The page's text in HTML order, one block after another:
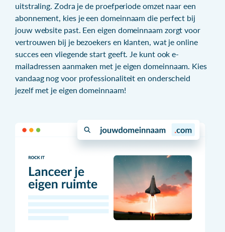
uitstraling. Zodra je de proefperiode omzet naar een
abonnement, kies je een domeinnaam die perfect bij
jouw website past. Een eigen domeinnaam zorgt voor
vertrouwen bij je bezoekers en klanten, wat je online
succes een vliegende start geeft. Je kunt ook e-
mailadressen aanmaken met je eigen domeinnaam. Kies
vandaag nog voor professionaliteit en onderscheid
jezelf met je eigen domeinnaam!